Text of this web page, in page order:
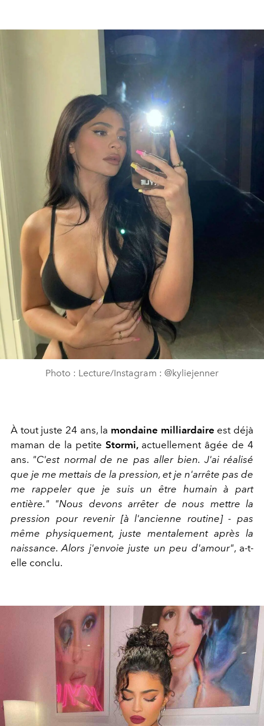
Photo : Lecture/Instagram : @kyliejenner
À tout juste 24 ans, la mondaine milliardaire est déjà
maman de la petite Stormi,actuellement âgée de 4
ans. "C'est normal de ne pas aller bien. J'ai réalisé
que je me mettais de la pression, et je n'arrête pas de
me rappeler que je suis un être humain à part
entière." "Nous devons arrêter de nous mettre la
pression pour revenir [à l'ancienne routine] - pas
même physiquement, juste mentalement après la
naissance. Alors j'envoie juste un peu d'amour", a-t-
elle conclu.